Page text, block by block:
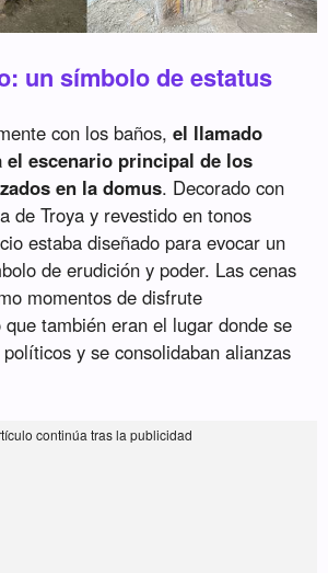
un símbolo de estatus
con los baños,el llamado
escenario principal de los
en la domus. Decorado con
de Troya y revestido en tonos
estaba diseñado para evocar un
de erudición y poder. Las cenas
momentos de disfrute
también eran el lugar donde se
y se consolidaban alianzas